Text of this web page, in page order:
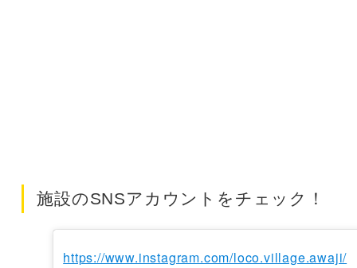
施設のSNSアカウントをチェック！
https://www.instagram.com/loco.village.awaji/